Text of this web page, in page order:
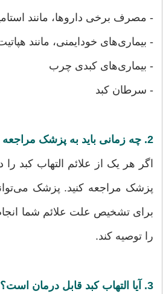
- مصرف برخی داروها، مانند
- بیماری‌های خودایمنی، مانند
- بیماری‌های کبدی چرب
- سرطان کبد
2. چه زمانی باید به پزشک مراجعه کرد؟
اگر هر یک از علائم التهاب کبد
پزشک مراجعه کنید. پزشک
برای تشخیص علت علائم شما
را توصیه کند.
3. آیا التهاب کبد قابل درمان است؟